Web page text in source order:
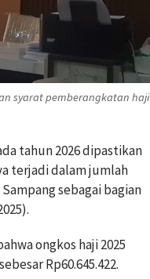
syarat pemberangkatan haji
tahun 2026 dipastikan
terjadi dalam jumlah
sebagai bagian
ongkos haji 2025
Rp60.645.422.